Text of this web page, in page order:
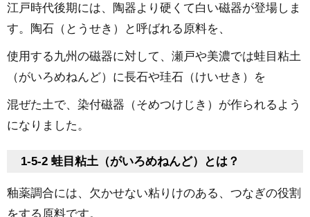
江戸時代後期には、陶器より硬くて白い磁器が登場しま
す。陶石（とうせき）と呼ばれる原料を、
使用する九州の磁器に対して、瀬戸や美濃では蛙目粘土
（がいろめねんど）に長石や珪石（けいせき）を
混ぜた土で、染付磁器（そめつけじき）が作られるよう
になりました。
1-5-2 蛙目粘土（がいろめねんど）とは？
釉薬調合には、欠かせない粘りけのある、つなぎの役割
をする原料です。